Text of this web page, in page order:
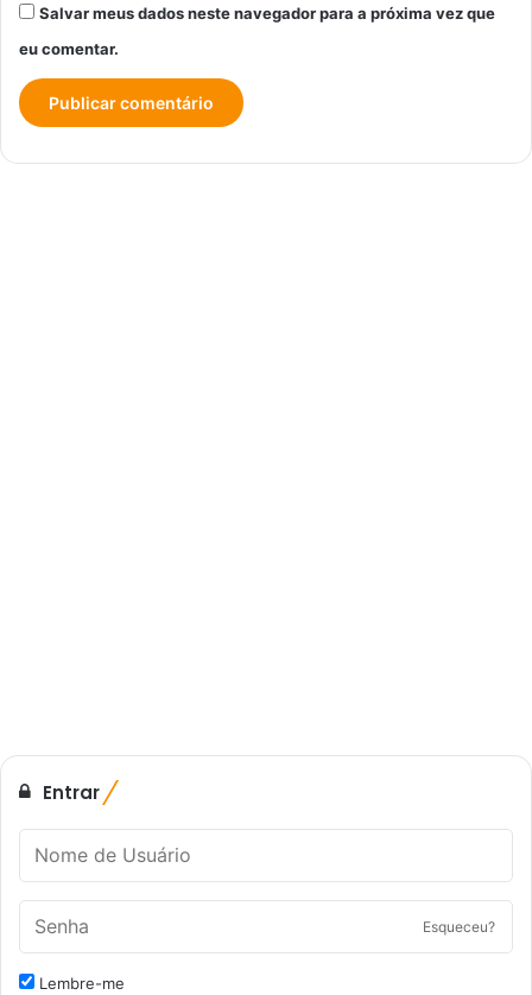
Salvar meus dados neste navegador para a próxima vez que
eu comentar.
Entrar
Esqueceu?
Lembre-me